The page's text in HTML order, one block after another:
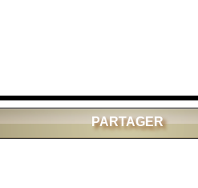
PARTAGER